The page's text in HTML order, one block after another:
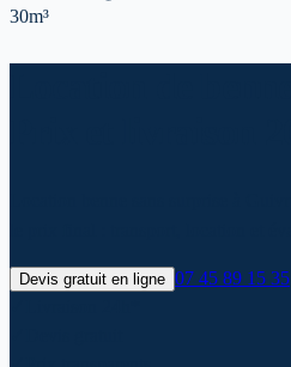
30m³
Devis gratuit en ligne 07 45 89 15 35